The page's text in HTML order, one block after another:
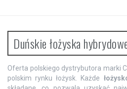
Duńskie łożyska
Oferta polskiego dystrybutora marki
polskim rynku łożysk. Każde